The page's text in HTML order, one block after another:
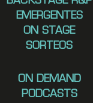
EMERGENTES
ON STAGE
SORTEOS
ON DEMAND
PODCASTS